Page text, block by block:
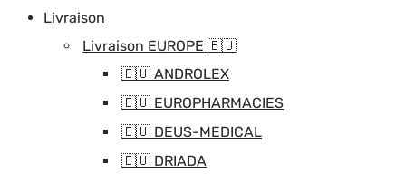
Livraison
Livraison EUROPE 🇪🇺
🇪🇺 ANDROLEX
🇪🇺 EUROPHARMACIES
🇪🇺 DEUS-MEDICAL
🇪🇺 DRIADA